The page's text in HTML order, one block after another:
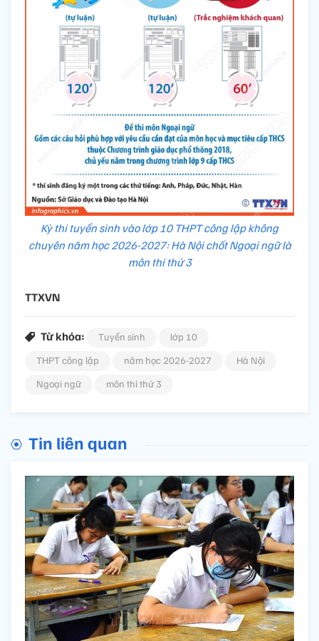
Kỳ thi tuyển sinh vào lớp 10 THPT công lập không
chuyên năm học 2026-2027: Hà Nội chốt Ngoại ngữ là
môn thi thứ 3
TTXVN
Từ khóa: Tuyển sinh
lớp 10
THPT công lập
năm học 2026-2027
Hà Nội
Ngoại ngữ
môn thi thứ 3
Tin liên quan